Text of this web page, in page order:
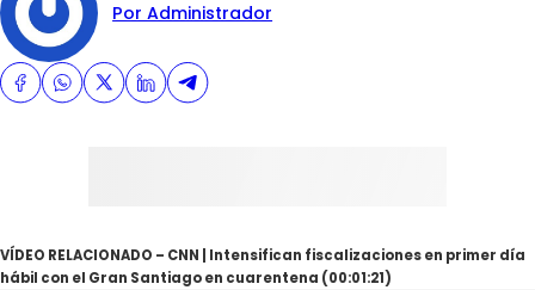
Por Administrador
VÍDEO RELACIONADO – CNN | Intensifican fiscalizaciones en primer día
hábil con el Gran Santiago en cuarentena (00:01:21)